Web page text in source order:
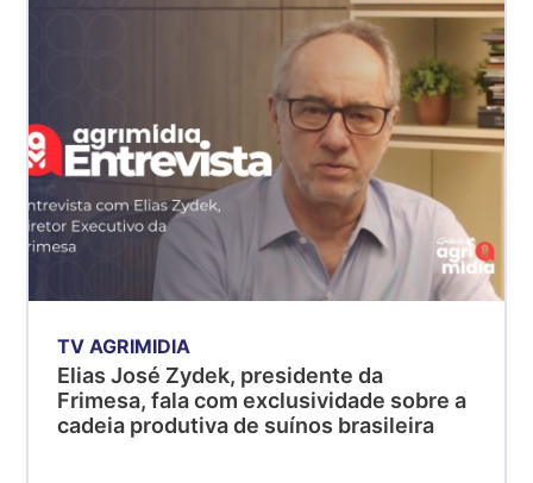
Suíno - Estadual
Suíno - Estadual
MG
R$ 5,04
kg
Suíno - Estadual
kg
Suíno - Estadual
SC
TV AGRIMIDIA
Elias José Zydek, presidente da
Frimesa, fala com exclusividade sobre a
cadeia produtiva de suínos brasileira